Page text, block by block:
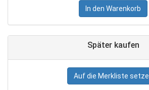
In den Warenkorb
Später kaufen
Auf die Merkliste